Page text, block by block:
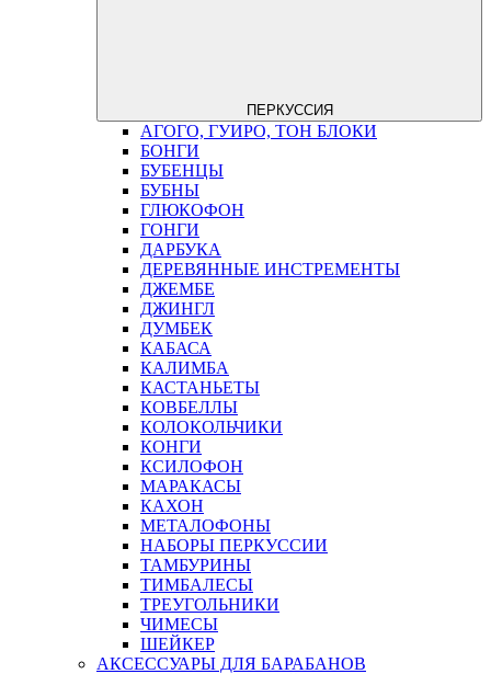
ПЕРКУССИЯ
АГОГО, ГУИРО, ТОН БЛОКИ
БОНГИ
БУБЕНЦЫ
БУБНЫ
ГЛЮКОФОН
ГОНГИ
ДАРБУКА
ДЕРЕВЯННЫЕ ИНСТРЕМЕНТЫ
ДЖЕМБЕ
ДЖИНГЛ
ДУМБЕК
КАБАСА
КАЛИМБА
КАСТАНЬЕТЫ
КОВБЕЛЛЫ
КОЛОКОЛЬЧИКИ
КОНГИ
КСИЛОФОН
МАРАКАСЫ
КАХОН
МЕТАЛОФОНЫ
НАБОРЫ ПЕРКУССИИ
ТАМБУРИНЫ
ТИМБАЛЕСЫ
ТРЕУГОЛЬНИКИ
ЧИМЕСЫ
ШЕЙКЕР
АКСЕССУАРЫ ДЛЯ БАРАБАНОВ